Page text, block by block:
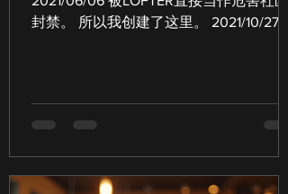
封禁。 所以我创建了这里。 2021/10/27永
伴，...